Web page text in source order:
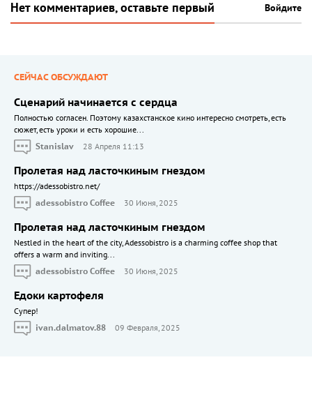
Нет комментариев, оставьте первый Войдите
СЕЙЧАС ОБСУЖДАЮТ
Сценарий начинается с сердца
Полностью согласен. Поэтому казахстанское кино интересно смотреть, есть
сюжет, есть уроки и есть хорошие...
Stanislav
28 Апреля 11:13
Пролетая над ласточкиным гнездом
https://adessobistro.net/
adessobistro Coffee
30 Июня, 2025
Пролетая над ласточкиным гнездом
Nestled in the heart of the city, Adessobistro is a charming coffee shop that
offers a warm and inviting...
adessobistro Coffee
30 Июня, 2025
Едоки картофеля
Cупер!
ivan.dalmatov.88
09 Февраля, 2025